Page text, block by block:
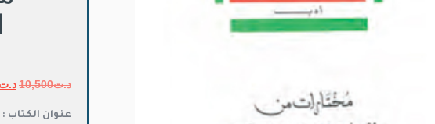
د.ت10,500
هو:
د.ت
عنوان الكتاب :